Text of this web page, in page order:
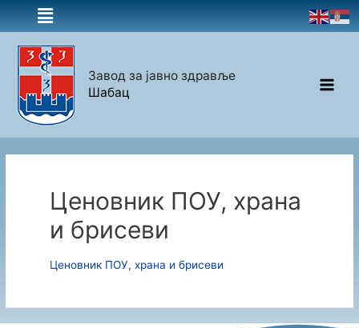
Завод за јавно здравље
Шабац
Ценовник ПОУ, храна
и брисеви
Ценовник ПОУ, храна и брисеви